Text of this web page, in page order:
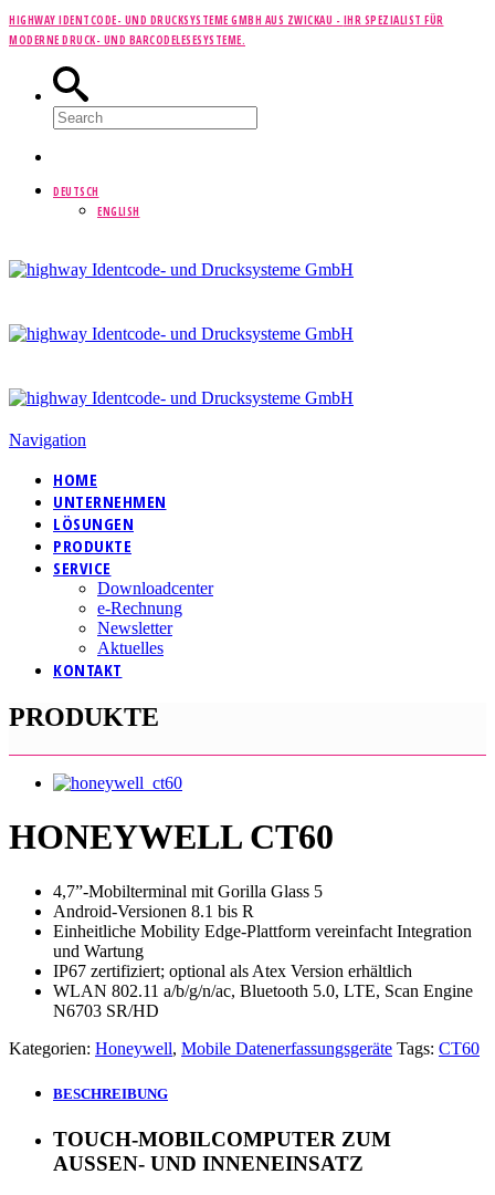
HIGHWAY IDENTCODE- UND DRUCKSYSTEME GMBH AUS ZWICKAU - IHR SPEZIALIST FÜR
MODERNE DRUCK- UND BARCODELESESYSTEME.
DEUTSCH
ENGLISH
Navigation
HOME
UNTERNEHMEN
LÖSUNGEN
PRODUKTE
SERVICE
Downloadcenter
e-Rechnung
Newsletter
Aktuelles
KONTAKT
PRODUKTE
HONEYWELL CT60
4,7”-Mobilterminal mit Gorilla Glass 5
Android-Versionen 8.1 bis R
Einheitliche Mobility Edge-Plattform vereinfacht Integration
und Wartung
IP67 zertifiziert; optional als Atex Version erhältlich
WLAN 802.11 a/b/g/n/ac, Bluetooth 5.0, LTE, Scan Engine
N6703 SR/HD
Kategorien: Honeywell, Mobile Datenerfassungsgeräte Tags: CT60
BESCHREIBUNG
TOUCH-MOBILCOMPUTER ZUM
AUSSEN- UND INNENEINSATZ